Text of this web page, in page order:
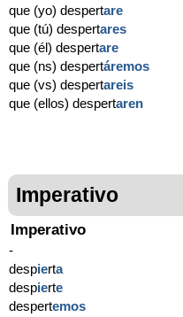
que (yo) despertare
que (tú) despertares
que (él) despertare
que (ns) despertáremos
que (vs) despertareis
que (ellos) despertaren
Imperativo
Imperativo
-
despierta
despierte
despertemos